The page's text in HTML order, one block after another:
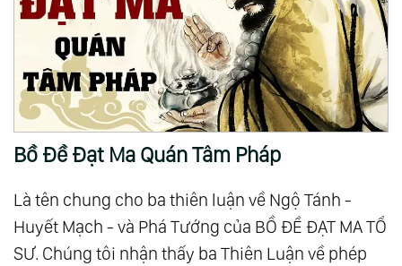
Bồ Đề Đạt Ma Quán Tâm Pháp
Là tên chung cho ba thiên luận về Ngộ Tánh -
Huyết Mạch - và Phá Tướng của BỒ ĐỀ ĐẠT MA TỔ
SƯ. Chúng tôi nhận thấy ba Thiên Luận về phép